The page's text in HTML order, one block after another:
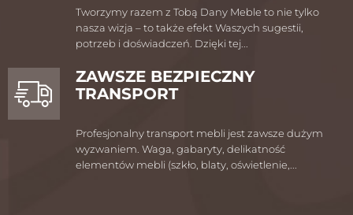
Tworzymy razem z Tobą Dany Meble to nie tylko
nasza wizja – to także efekt Waszych sugestii,
potrzeb i doświadczeń. Dzięki tej...
ZAWSZE BEZPIECZNY
TRANSPORT
Profesjonalny transport mebli jest zawsze dużym
wyzwaniem. Waga, gabaryty, delikatność
elementów mebli (szkło, blaty, oświetlenie,...